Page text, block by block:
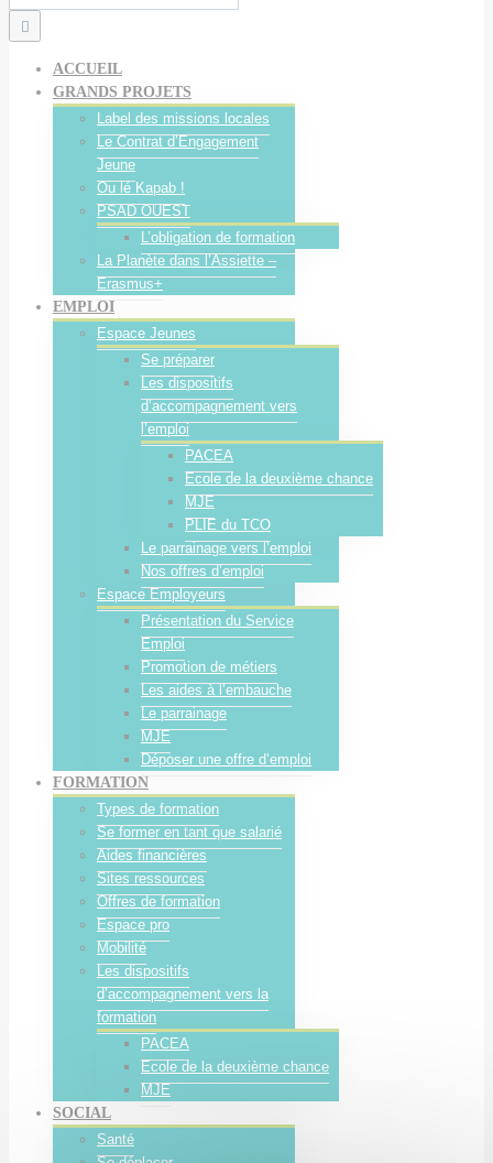
for:
ACCUEIL
GRANDS PROJETS
Label des missions locales
Le Contrat d’Engagement
Jeune
Ou lé Kapab !
PSAD OUEST
L’obligation de formation
La Planète dans l’Assiette –
Erasmus+
EMPLOI
Espace Jeunes
Se préparer
Les dispositifs
d’accompagnement vers
l’emploi
PACEA
Ecole de la deuxième chance
MJE
PLIE du TCO
Le parrainage vers l’emploi
Nos offres d’emploi
Espace Employeurs
Présentation du Service
Emploi
Promotion de métiers
Les aides à l’embauche
Le parrainage
MJE
Déposer une offre d’emploi
FORMATION
Types de formation
Se former en tant que salarié
Aides financières
Sites ressources
Offres de formation
Espace pro
Mobilité
Les dispositifs
d’accompagnement vers la
formation
PACEA
Ecole de la deuxième chance
MJE
SOCIAL
Santé